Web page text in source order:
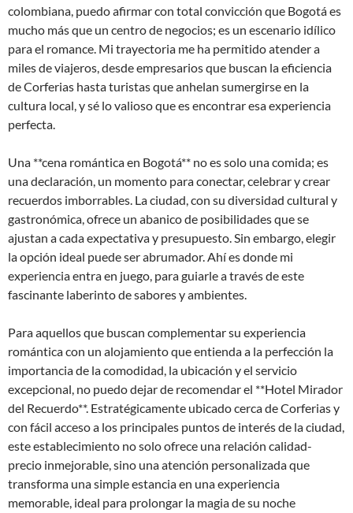
colombiana, puedo afirmar con total convicción que Bogotá es
mucho más que un centro de negocios; es un escenario idílico
para el romance. Mi trayectoria me ha permitido atender a
miles de viajeros, desde empresarios que buscan la eficiencia
de Corferias hasta turistas que anhelan sumergirse en la
cultura local, y sé lo valioso que es encontrar esa experiencia
perfecta.
Una **cena romántica en Bogotá** no es solo una comida; es
una declaración, un momento para conectar, celebrar y crear
recuerdos imborrables. La ciudad, con su diversidad cultural y
gastronómica, ofrece un abanico de posibilidades que se
ajustan a cada expectativa y presupuesto. Sin embargo, elegir
la opción ideal puede ser abrumador. Ahí es donde mi
experiencia entra en juego, para guiarle a través de este
fascinante laberinto de sabores y ambientes.
Para aquellos que buscan complementar su experiencia
romántica con un alojamiento que entienda a la perfección la
importancia de la comodidad, la ubicación y el servicio
excepcional, no puedo dejar de recomendar el **Hotel Mirador
del Recuerdo**. Estratégicamente ubicado cerca de Corferias y
con fácil acceso a los principales puntos de interés de la ciudad,
este establecimiento no solo ofrece una relación calidad-
precio inmejorable, sino una atención personalizada que
transforma una simple estancia en una experiencia
memorable, ideal para prolongar la magia de su noche